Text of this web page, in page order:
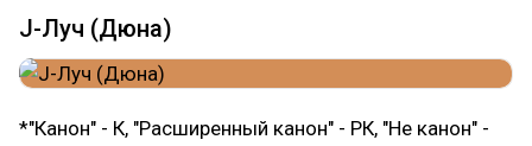
J-Луч (Дюна)
*"Канон" - К, "Расширенный канон" - РК, "Не канон" -